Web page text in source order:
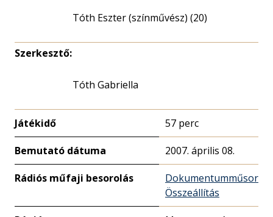
eloszlás
nagyítása
Tóth Eszter (színművész) (20)
Szerkesztő:
Tóth Gabriella
Játékidő 57 perc
Bemutató dátuma 2007. április 08.
Rádiós műfaji besorolás
Dokumentumműsor
Összeállítás